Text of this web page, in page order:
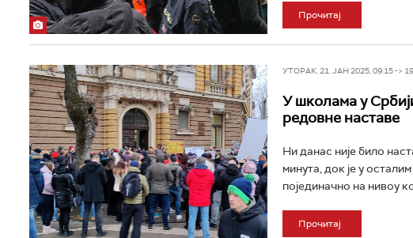
Прочитај
УТОРАК, 21. ЈАН 2025, 09:15 ->
У школама у
редовне наставе
Ни данас није било
минута, док је у
појединачно на нивоу
Прочитај